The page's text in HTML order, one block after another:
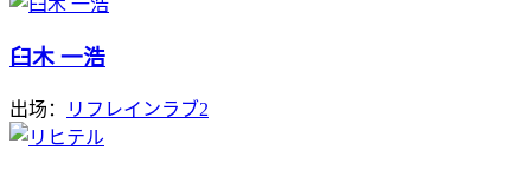
臼木 一浩
出场： リフレインラブ2